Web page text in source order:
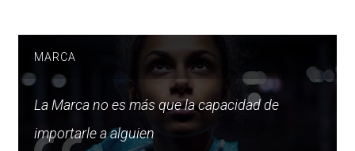
MARCA
La Marca no es más que la capacidad de
importarle a alguien